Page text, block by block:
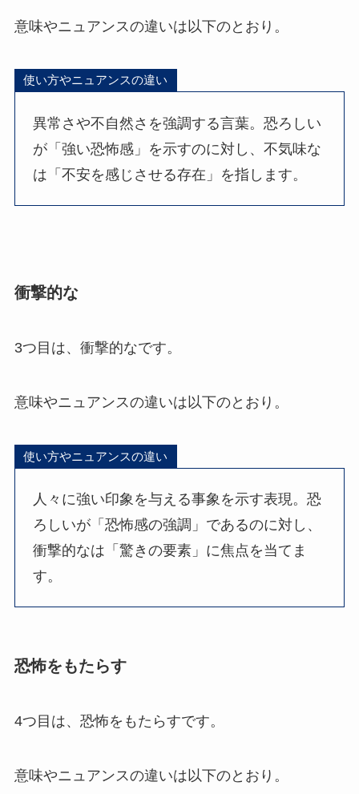
意味やニュアンスの違いは以下のとおり。
使い方やニュアンスの違い
異常さや不自然さを強調する言葉。恐ろしい
が「強い恐怖感」を示すのに対し、不気味な
は「不安を感じさせる存在」を指します。
衝撃的な
3つ目は、衝撃的なです。
意味やニュアンスの違いは以下のとおり。
使い方やニュアンスの違い
人々に強い印象を与える事象を示す表現。恐
ろしいが「恐怖感の強調」であるのに対し、
衝撃的なは「驚きの要素」に焦点を当てま
す。
恐怖をもたらす
4つ目は、恐怖をもたらすです。
意味やニュアンスの違いは以下のとおり。